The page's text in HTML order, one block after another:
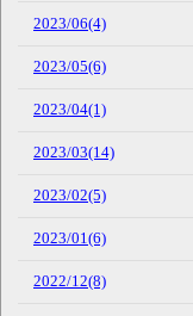
2023/06(4)
2023/05(6)
2023/04(1)
2023/03(14)
2023/02(5)
2023/01(6)
2022/12(8)